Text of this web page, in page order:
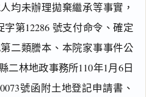
均未辦理拋棄繼承等事實，
字第12286 號支付命令、確定
二類謄本、本院家事事件公
二林地政事務所110年1月6日
號函附土地登記申請書、